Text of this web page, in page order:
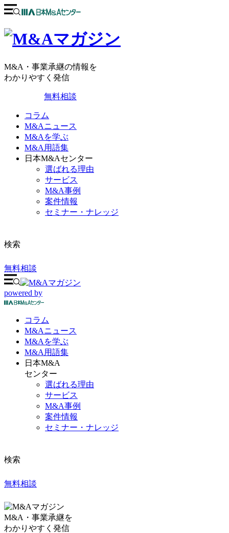
M&A・事業承継の情報を
わかりやすく発信
無料相談
コラム
M&Aニュース
M&Aを学ぶ
M&A用語集
日本M&Aセンター
選ばれる理由
サービス
M&A事例
案件情報
セミナー・ナレッジ
検索
無料相談
powered by
コラム
M&Aニュース
M&Aを学ぶ
M&A 用語集
日本M&A
センター
選ばれる理由
サービス
M&A事例
案件情報
セミナー・ナレッジ
検索
無料相談
M&A・事業承継を
わかりやすく発信